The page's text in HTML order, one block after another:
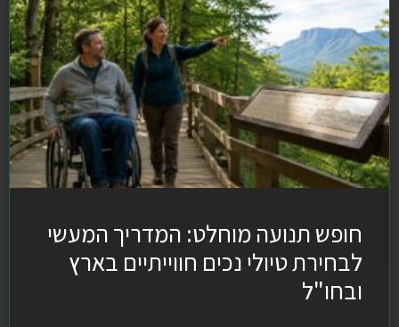
חופש תנועה מוחלט: המדריך המעשי
לבחירת טיולי נכים חווייתיים בארץ
ובחו"ל